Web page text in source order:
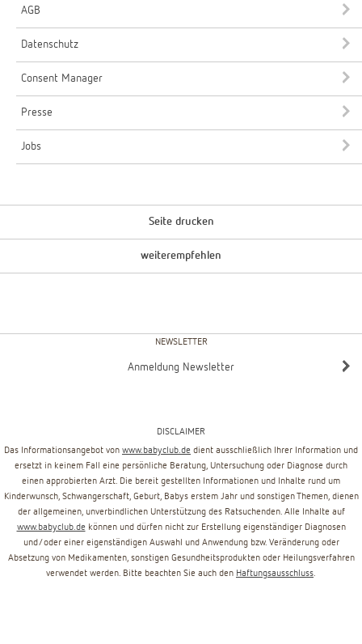
AGB
Datenschutz
Consent Manager
Presse
Jobs
Seite drucken
weiterempfehlen
NEWSLETTER
Anmeldung Newsletter
DISCLAIMER
Das Informationsangebot von www.babyclub.de dient ausschließlich Ihrer Information und
ersetzt in keinem Fall eine persönliche Beratung, Untersuchung oder Diagnose durch
einen approbierten Arzt. Die bereit gestellten Informationen und Inhalte rund um
Kinderwunsch, Schwangerschaft, Geburt, Babys erstem Jahr und sonstigen Themen, dienen
der allgemeinen, unverbindlichen Unterstützung des Ratsuchenden. Alle Inhalte auf
www.babyclub.de können und dürfen nicht zur Erstellung eigenständiger Diagnosen
und/oder einer eigenständigen Auswahl und Anwendung bzw. Veränderung oder
Absetzung von Medikamenten, sonstigen Gesundheitsprodukten oder Heilungsverfahren
verwendet werden. Bitte beachten Sie auch den Haftungsausschluss.